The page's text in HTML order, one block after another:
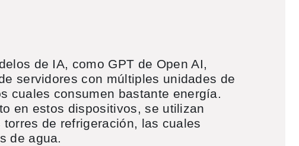
de IA, como GPT de Open AI,
servidores con múltiples unidades de
cuales consumen bastante energía.
en estos dispositivos, se utilizan
de refrigeración, las cuales
de agua.